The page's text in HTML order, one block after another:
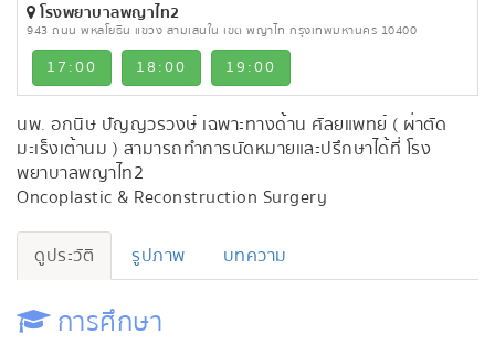
โรงพยาบาลพญาไท2
943 ถนน พหลโยธิน แขวง สามเสนใน เขต พญาไท กรุงเทพมหานคร 10400
17:00 18:00 19:00
นพ. อกนิษ ปัญญวรวงษ์ เฉพาะทางด้าน ศัลยแพทย์ ( ผ่าตัด
มะเร็งเต้านม ) สามารถทำการนัดหมายและปรึกษาได้ที่ โรง
พยาบาลพญาไท2
Oncoplastic & Reconstruction Surgery
ดูประวัติ รูปภาพ บทความ
การศึกษา